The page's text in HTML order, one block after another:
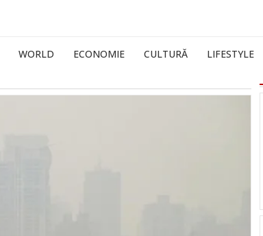
WORLD ECONOMIE CULTURĂ LIFESTYLE